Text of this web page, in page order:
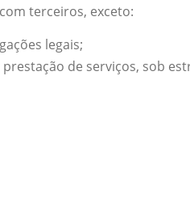
terceiros, exceto:
legais;
de serviços, sob